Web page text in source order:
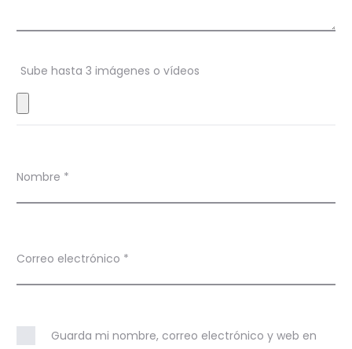
n
K
i
y
P
n
Sube hasta 3 imágenes o vídeos
Nombre *
Correo electrónico *
Guarda mi nombre, correo electrónico y web en